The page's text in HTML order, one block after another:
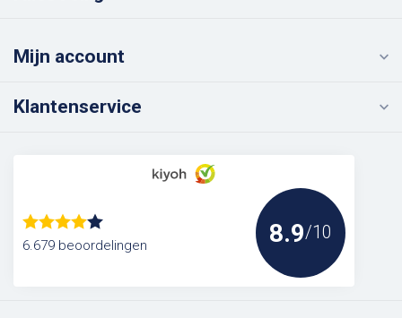
Mijn account
Klantenservice
6.679 beoordelingen 8.9/10